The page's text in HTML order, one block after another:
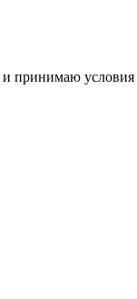
и принимаю условия